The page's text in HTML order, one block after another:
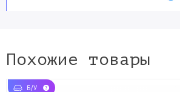
Похожие товары
Б/У